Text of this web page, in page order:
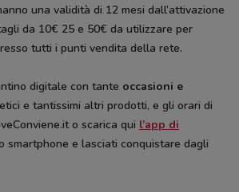
una validità di 12 mesi dall’attivazione
da 10€ 25 e 50€ da utilizzare per
tutti i punti vendita della rete.
digitale con tante occasioni e
e tantissimi altri prodotti, e gli orari di
o scarica qui l’app di
smartphone e lasciati conquistare dagli